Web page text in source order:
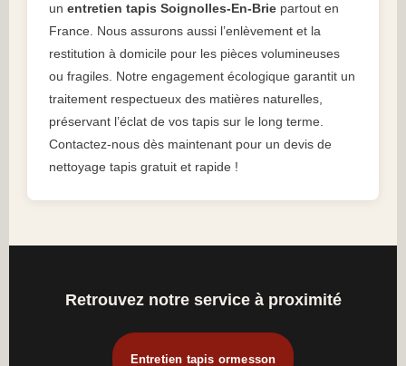
un entretien tapis Soignolles-En-Brie partout en
France. Nous assurons aussi l’enlèvement et la
restitution à domicile pour les pièces volumineuses
ou fragiles. Notre engagement écologique garantit un
traitement respectueux des matières naturelles,
préservant l’éclat de vos tapis sur le long terme.
Contactez-nous dès maintenant pour un devis de
nettoyage tapis gratuit et rapide !
Retrouvez notre service à proximité
Entretien tapis ormesson